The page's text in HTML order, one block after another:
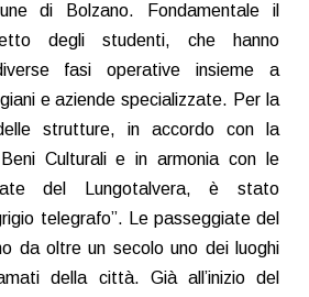
di Bolzano. Fondamentale il
degli studenti, che hanno
fasi operative insieme a
e aziende specializzate. Per la
strutture, in accordo con la
Culturali e in armonia con le
del Lungotalvera, è stato
telegrafo”. Le passeggiate del
da oltre un secolo uno dei luoghi
della città. Già all’inizio del